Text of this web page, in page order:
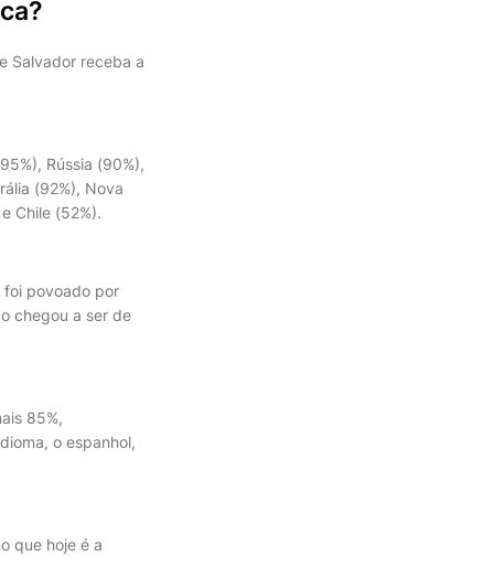
Salvador receba a
Rússia (90%),
(92%), Nova
Chile (52%).
foi povoado por
chegou a ser de
85%,
o espanhol,
que hoje é a